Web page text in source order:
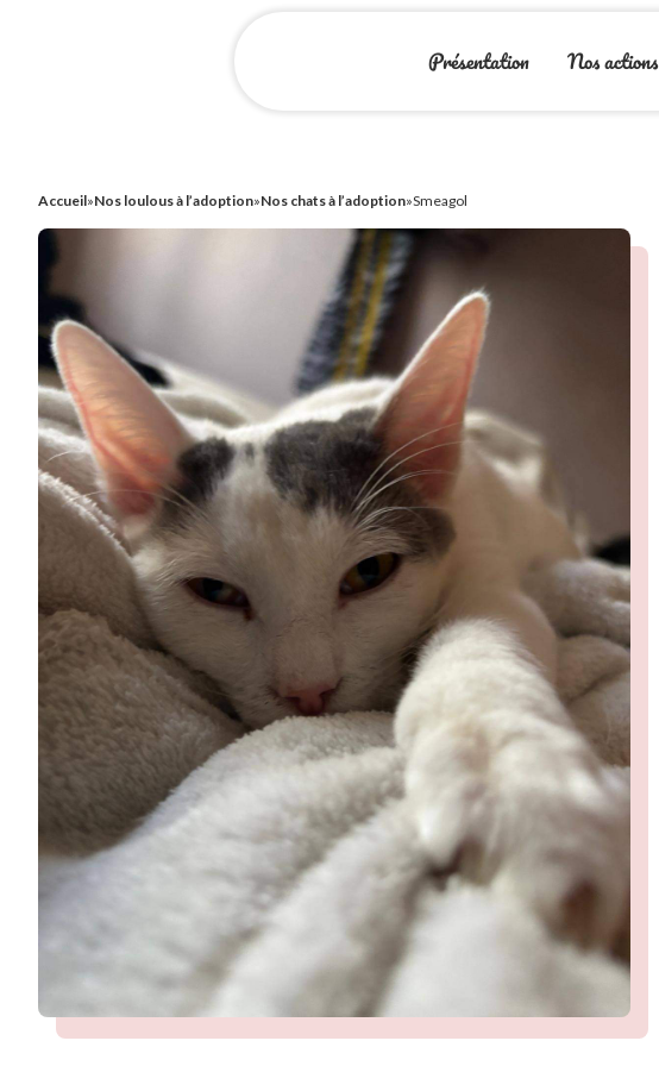
Présentation Nos actions
Accueil»Nos loulous à l’adoption»Nos chats à l’adoption»Smeagol